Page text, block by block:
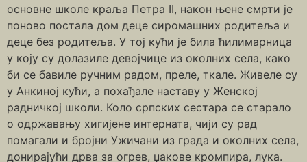
основне школе краља Петра II, након њене смрти је
поново постала дом деце сиромашних родитеља и
деце без родитеља. У тој кући је била ћилимарница
у коју су долазиле девојчице из околних села, како
би се бавиле ручним радом, преле, ткале. Живеле су
у Анкиној кући, а похађале наставу у Женској
радничкој школи. Коло српских сестара се старало
о одржавању хигијене интерната, чији су рад
помагали и бројни Ужичани из града и околних села,
донирајући дрва за огрев, џакове кромпира, лука.